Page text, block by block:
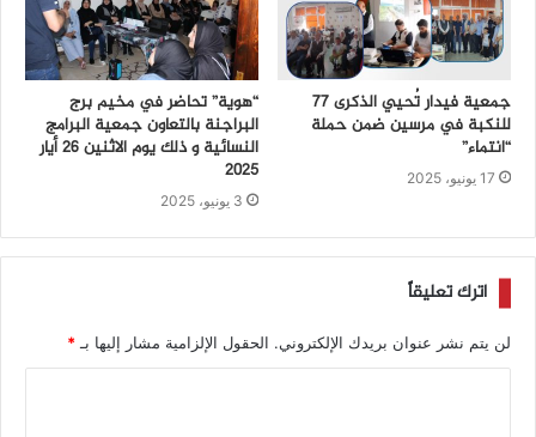
جمعية فيدار تُحيي الذكرى 77
للنكبة في مرسين ضمن حملة
“انتماء”
17 يونيو، 2025
“هوية” تحاضر في مخيم برج
البراجنة بالتعاون جمعية البرامج
النسائية و ذلك يوم الاثنين 26 أيار
2025
3 يونيو، 2025
اترك تعليقاً
لن يتم نشر عنوان بريدك الإلكتروني. الحقول الإلزامية مشار إليها بـ *